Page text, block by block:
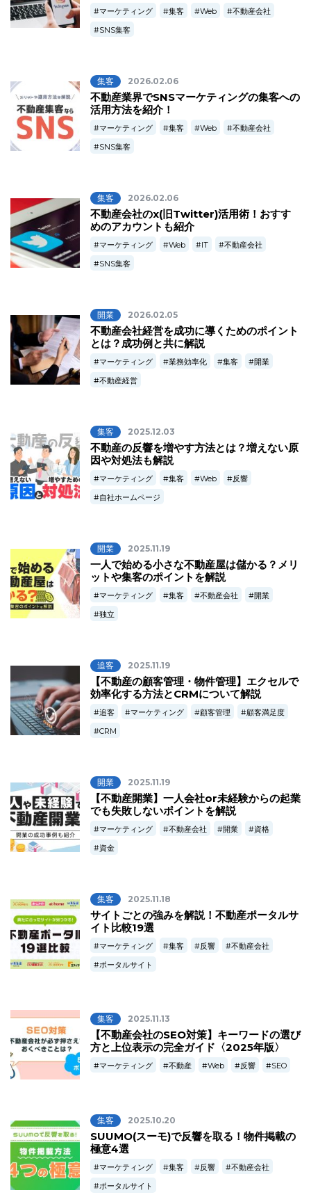
マーケティング 集客 Web
不動産会社
SNS集客
集客 2026.02.06
不動産業界でSNSマーケティングの集客への
活用方法を紹介！
マーケティング 集客 Web
不動産会社
SNS集客
集客 2026.02.06
不動産会社のx(旧Twitter)活用術！おすす
めのアカウントも紹介
マーケティング Web IT
不動産会社
SNS集客
開業 2026.02.05
不動産会社経営を成功に導くためのポイント
とは？成功例と共に解説
マーケティング 業務効率化 集客
開業
不動産経営
集客 2025.12.03
不動産の反響を増やす方法とは？増えない原
因や対処法も解説
マーケティング 集客 Web
反響
自社ホームページ
開業 2025.11.19
一人で始める小さな不動産屋は儲かる？メリ
ットや集客のポイントを解説
マーケティング 集客 不動産会社
開業
独立
追客 2025.11.19
【不動産の顧客管理・物件管理】エクセルで
効率化する方法とCRMについて解説
追客 マーケティング 顧客管理
顧客満足度
CRM
開業 2025.11.19
【不動産開業】一人会社or未経験からの起業
でも失敗しないポイントを解説
マーケティング 不動産会社 開業
資格
資金
集客 2025.11.18
サイトごとの強みを解説！不動産ポータルサ
イト比較19選
マーケティング 集客 反響
不動産会社
ポータルサイト
集客 2025.11.13
【不動産会社のSEO対策】キーワードの選び
方と上位表示の完全ガイド〈2025年版〉
マーケティング 不動産 Web 反響 SEO
集客 2025.10.20
SUUMO(スーモ)で反響を取る！物件掲載の
極意4選
マーケティング 集客 反響
不動産会社
ポータルサイト